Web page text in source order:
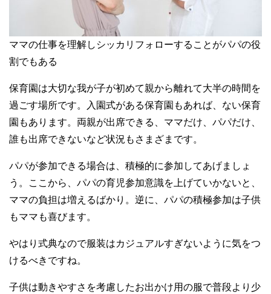
ママの仕事を理解しシッカリフォローすることがパパの役
割でもある
保育園は大切な我が子が初めて親から離れて大半の時間を
過ごす場所です。入園式がある保育園もあれば、ない保育
園もあります。両親が出席できる、ママだけ、パパだけ、
誰も出席できないなど状況もさまざまです。
パパが参加できる場合は、積極的に参加してあげましょ
う。ここから、パパの育児参加意識を上げていかないと、
ママの負担は増えるばかり。逆に、パパの積極参加は子供
もママも喜びます。
やはり式典なので服装はカジュアルすぎないように気をつ
けるべきですね。
子供は動きやすさを考慮したお出かけ用の服で普段より少